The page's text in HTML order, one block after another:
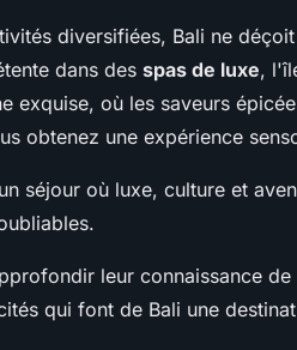
diversifiées, Bali ne
dans des spas de luxe,
exquise, où les saveurs
obtenez une expérience
séjour où luxe, culture et
leur connaissance
qui font de Bali une